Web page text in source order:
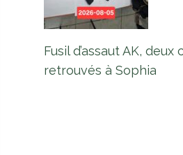
Fusil d’assaut AK, deux
retrouvés à Sophia